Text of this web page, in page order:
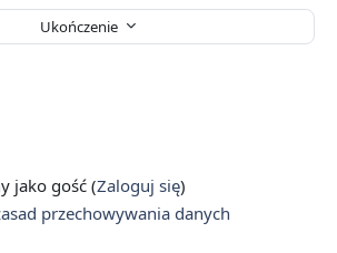
Ukończenie
jako gość (Zaloguj się)
przechowywania danych